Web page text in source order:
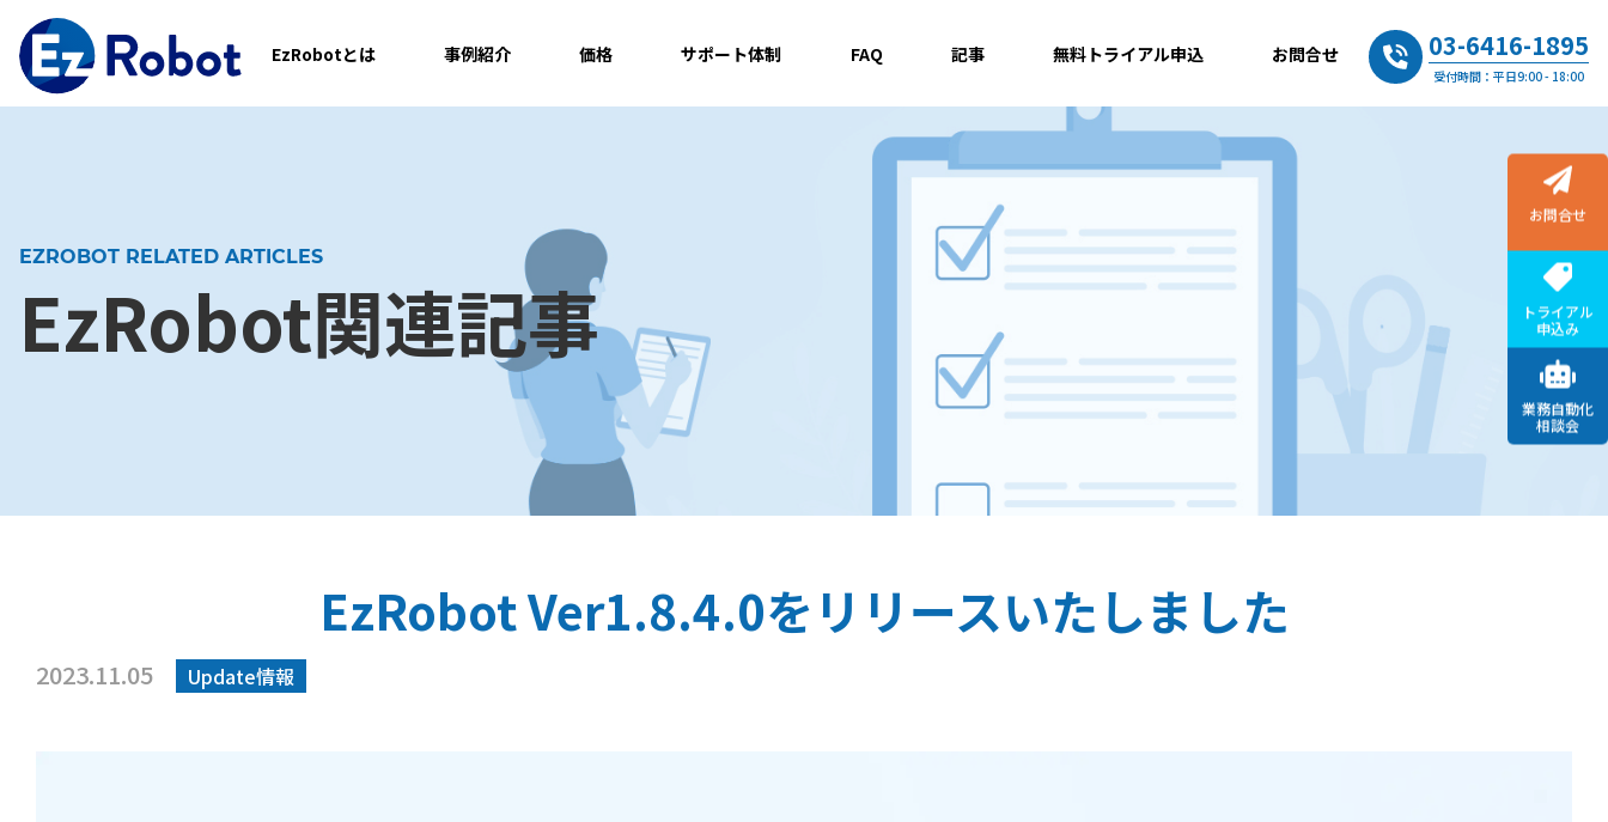
EzRobotとは 事例紹介 価格 サポート体制 FAQ 記事 無料トライアル申込 お問合せ 03-6416-1895
受付時間：平日9:00 - 18:00
EZROBOT RELATED ARTICLES
EzRobot関連記事
EzRobot Ver1.8.4.0をリリースいたしました
2023.11.05 Update情報
お問合せ
トライアル
申込み
業務自動化
相談会